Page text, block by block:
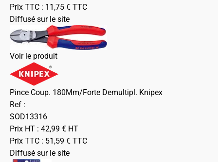
Prix TTC : 11,75 € TTC
Diffusé sur le site
Voir le produit
Pince Coup. 180Mm/Forte Demultipl. Knipex
Ref :
SOD13316
Prix HT : 42,99 € HT
Prix TTC : 51,59 € TTC
Diffusé sur le site